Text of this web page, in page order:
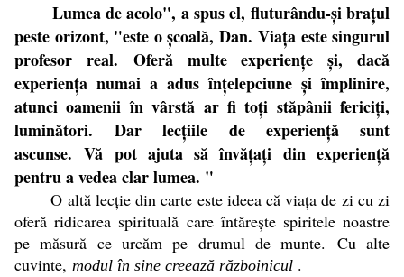
Lumea de acolo", a spus el, fluturându-și brațul
peste orizont, "este o școală, Dan. Viața este singurul
profesor real. Oferă multe experiențe și, dacă
experiența numai a adus înțelepciune și împlinire,
atunci oamenii în vârstă ar fi toți stăpânii fericiți,
luminători. Dar lecțiile de experiență sunt
ascunse. Vă pot ajuta să învățați din experiență
pentru a vedea clar lumea. "
O altă lecție din carte este ideea că viața de zi cu zi
oferă ridicarea spirituală care întărește spiritele noastre
pe măsură ce urcăm pe drumul de munte. Cu alte
cuvinte, modul în sine creează războinicul .